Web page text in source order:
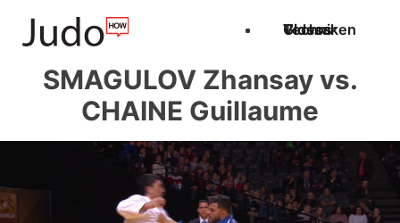
Techniken
Videos
Glossar
SMAGULOV Zhansay vs.
CHAINE Guillaume